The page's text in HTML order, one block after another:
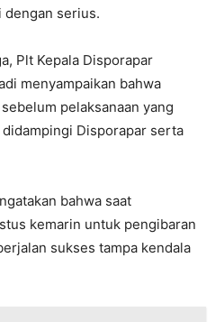
dengan serius.
Plt Kepala Disporapar
menyampaikan bahwa
pelaksanaan yang
Disporapar serta
bahwa saat
kemarin untuk pengibaran
sukses tampa kendala